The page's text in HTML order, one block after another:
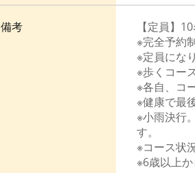
備考
【定員】
※完全予約
※定員にな
※歩くコー
※各自、コ
※健康で最
※小雨決行
す。
※コース状
※6歳以上